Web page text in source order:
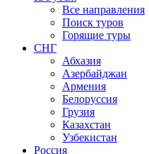
Все направления
Поиск туров
Горящие туры
СНГ
Абхазия
Азербайджан
Армения
Белоруссия
Грузия
Казахстан
Узбекистан
Россия